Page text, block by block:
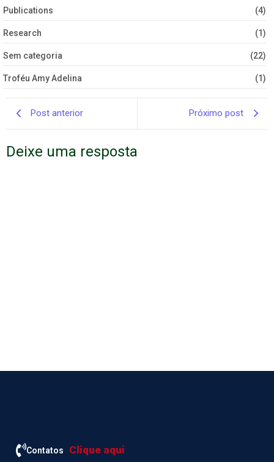
Publications (4)
Research (1)
Sem categoria (22)
Troféu Amy Adelina (1)
Post anterior Próximo post
Deixe uma resposta
Contatos Clique aqui